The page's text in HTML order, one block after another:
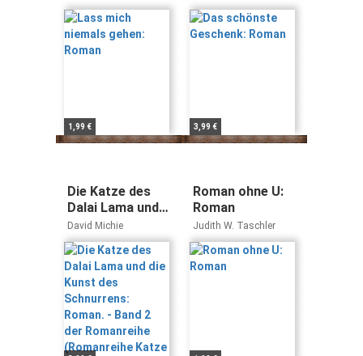
1,99 € 3,99 €
Die Katze des
Dalai Lama und
die Kunst des
Schnurrens:
Roman. - Band 2
der Romanreihe
(Romanreihe
Katze des Dalai
Lama, Band 2)
David Michie
Roman ohne U:
Roman
Judith W. Taschler